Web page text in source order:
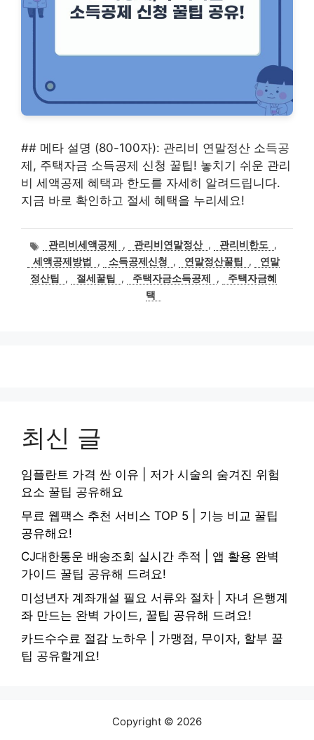
## 메타 설명 (80-100자): 관리비 연말정산 소득공
제, 주택자금 소득공제 신청 꿀팁! 놓치기 쉬운 관리
비 세액공제 혜택과 한도를 자세히 알려드립니다.
지금 바로 확인하고 절세 혜택을 누리세요!
태
그
관리비세액공제 , 관리비연말정산 , 관리비한도
,
세액공제방법
, 소득공제신청 , 연말정산꿀팁 ,
연말
정산팁
, 절세꿀팁 , 주택자금소득공제 ,
주택자금혜
택
최신 글
임플란트 가격 싼 이유 | 저가 시술의 숨겨진 위험
요소 꿀팁 공유해요
무료 웹팩스 추천 서비스 TOP 5 | 기능 비교 꿀팁
공유해요!
CJ대한통운 배송조회 실시간 추적 | 앱 활용 완벽
가이드 꿀팁 공유해 드려요!
미성년자 계좌개설 필요 서류와 절차 | 자녀 은행계
좌 만드는 완벽 가이드, 꿀팁 공유해 드려요!
카드수수료 절감 노하우 | 가맹점, 무이자, 할부 꿀
팁 공유할게요!
Copyright © 2026